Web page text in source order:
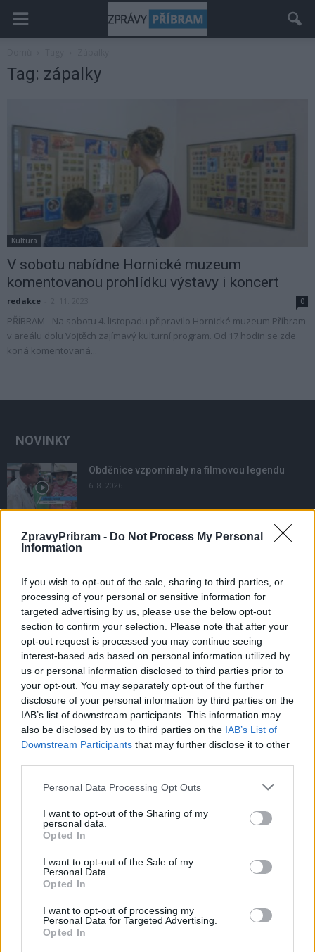
ZpravyPribram - Do Not Process My Personal
Information
If you wish to opt-out of the sale, sharing to third parties, or
processing of your personal or sensitive information for
targeted advertising by us, please use the below opt-out
section to confirm your selection. Please note that after your
opt-out request is processed you may continue seeing
interest-based ads based on personal information utilized by
us or personal information disclosed to third parties prior to
your opt-out. You may separately opt-out of the further
disclosure of your personal information by third parties on the
IAB’s list of downstream participants. This information may
also be disclosed by us to third parties on the IAB’s List of
Downstream Participants that may further disclose it to other
Personal Data Processing Opt Outs
I want to opt-out of the Sharing of my
personal data.
Opted In
I want to opt-out of the Sale of my
Personal Data.
Opted In
I want to opt-out of processing my
Personal Data for Targeted Advertising.
Opted In
Tag: zápalky
Kultura
V sobotu nabídne Hornické muzeum
komentovanou prohlídku výstavy i koncert
redakce 0
PŘÍBRAM - Na sobotu 4. listopadu připravilo Hornické muzeum Příbram
v areálu dolu Vojtěch zajímavý kulturní program. Od 17 hodin se zde
koná komentovaná...
NOVINKY
Obděnice vzpomínaly na filmovou legendu
6. 8. 2026
Většina koupališť na Příbramsku nabízí výborné
Příbram modernizuje parkovací automaty.
Přibudou i tři nové poblíž Svaté Hory
3. 8. 2026
NEJČTENĚJŠÍ ČLÁNKY
Lazsko zřídilo transparentní účet na pomoc
mladé mamince, náhle postižené mrtvicí
14. 2. 2023
Krampuslauf přilákal tisíce lidí nejen z Příbrami
Trhovkách lehl popelem
OBLÍBENÉ KATEGORIE